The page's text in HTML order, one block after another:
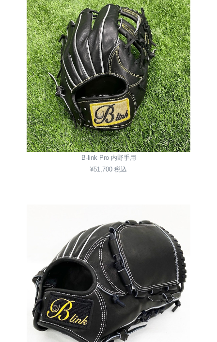
B-link Pro 内野手用
¥51,700 税込